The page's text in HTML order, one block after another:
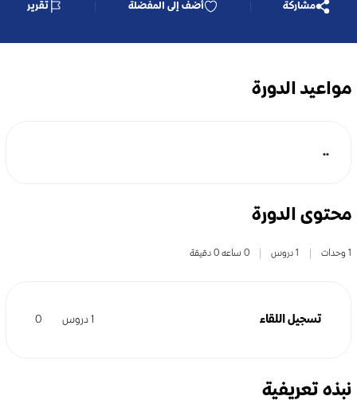
مشاركة أضف إلى المفضلة تقرير
مواعيد الدورة
..
محتوى الدورة
0 ساعه 0 دقيقة
تسجيل اللقاء 1 دروس 0
نبذه تعريفية